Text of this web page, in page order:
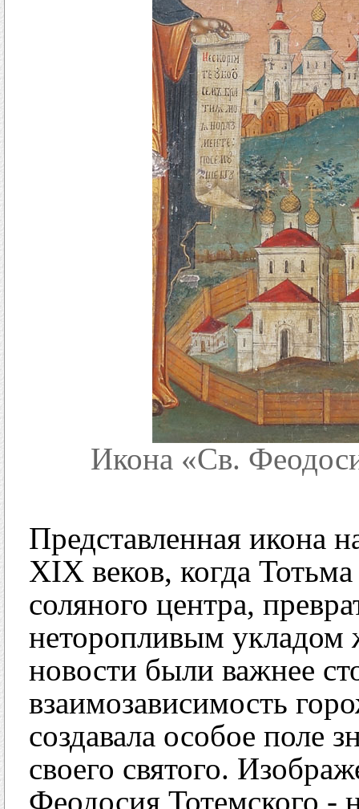
Икона «Св.
Представленная икона
XIX веков, когда Тотьма
соляного центра,
неторопливым укладом
новости были важнее
взаимозависимость
создавала особое поле
своего святого.
Феодосия Тотемского -